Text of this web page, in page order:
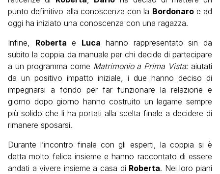
punto definitivo alla conoscenza con la Bordonaroe ad
oggi ha iniziato una conoscenza con una ragazza.
Infine, Roberta e Luca hanno rappresentato sin da
subito la coppia da manuale per chi decide di partecipare
a un programma come Matrimonio a Prima Vista: aiutati
da un positivo impatto iniziale, i due hanno deciso di
impegnarsi a fondo per far funzionare la relazione e
giorno dopo giorno hanno costruito un legame sempre
più solido che li ha portati alla scelta finale a decidere di
rimanere sposarsi.
Durante l’incontro finale con gli esperti, la coppia si è
detta molto felice insieme e hanno raccontato di essere
andati a vivere insieme a casa di Roberta. Nei loro piani